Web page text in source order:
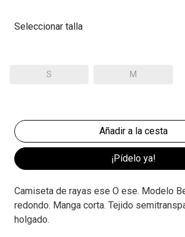
Seleccionar talla
S M
¡Pídelo ya!
Camiseta de rayas ese O ese. Modelo
redondo. Manga corta. Tejido
holgado.